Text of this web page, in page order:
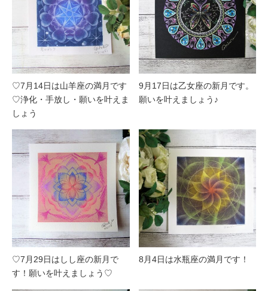
♡7月14日は山羊座の満月です
♡浄化・手放し・願いを叶えま
しょう
9月17日は乙女座の新月です。
願いを叶えましょう♪
♡7月29日はしし座の新月で
す！願いを叶えましょう♡
8月4日は水瓶座の満月です！